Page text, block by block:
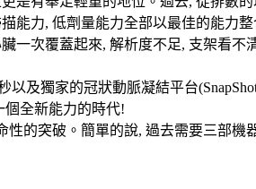
能力, 低劑量能力全部以最佳的能力
一次覆蓋起來, 解析度不足, 支架看
及獨家的冠狀動脈凝結平台
個全新能力的時代!
的突破。簡單的說, 過去需要三部機